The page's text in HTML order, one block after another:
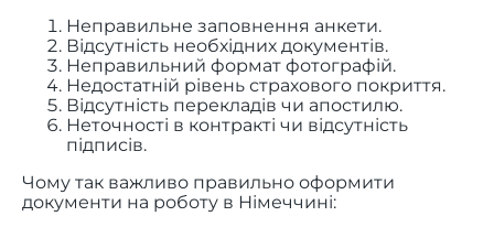
Неправильне заповнення анкети.
Відсутність необхідних документів.
Неправильний формат фотографій.
Недостатній рівень страхового покриття.
Відсутність перекладів чи апостилю.
Неточності в контракті чи відсутність
підписів.
Чому так важливо правильно оформити
документи на роботу в Німеччині: